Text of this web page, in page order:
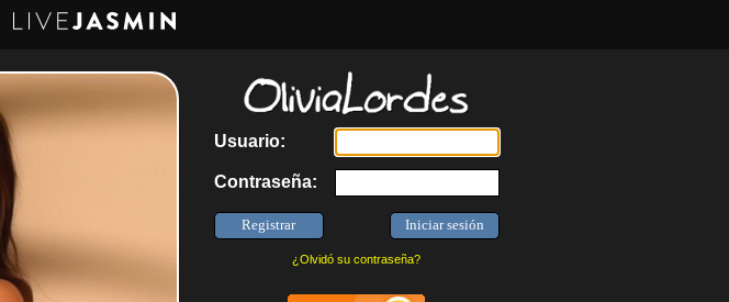
Usuario:
Contraseña:
¿Olvidó su contraseña?